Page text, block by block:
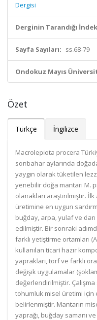
Dergisi
Derginin Tarandığı
Sayfa Sayıları: ss.68-79
Ondokuz Mayıs
Özet
Türkçe İngilizce
Macrolepiota procera
sonbahar aylarında
yaygın olarak tüketilen
yenebilir doğa mantarı M.
olanakları araştırılmıştır.
üretimine en uygun
buğday, arpa, yulaf ve
edilmiştir. Bir sonraki
farklı yetiştirme ortamları
kullanılan ticari hazır
yaprakları, torf ve farklı
değişik uygulamalar
değerlendirilmiştir.
tohumluk misel üretimi için
belirlenmiştir. Mantarın
yaprağı, buğday samanı